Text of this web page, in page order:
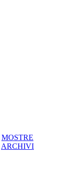
MOSTRE
ARCHIVI